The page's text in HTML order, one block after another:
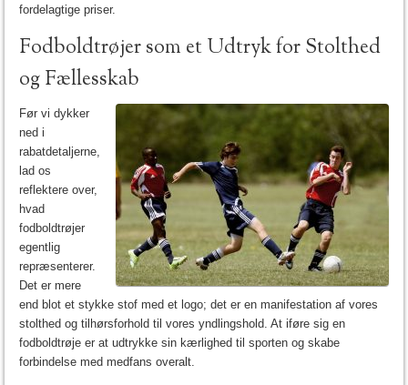
fordelagtige priser.
Fodboldtrøjer som et Udtryk for Stolthed
og Fællesskab
Før vi dykker
ned i
rabatdetaljerne,
lad os
reflektere over,
hvad
fodboldtrøjer
egentlig
repræsenterer.
Det er mere
end blot et stykke stof med et logo; det er en manifestation af vores
stolthed og tilhørsforhold til vores yndlingshold. At iføre sig en
fodboldtrøje er at udtrykke sin kærlighed til sporten og skabe
forbindelse med medfans overalt.